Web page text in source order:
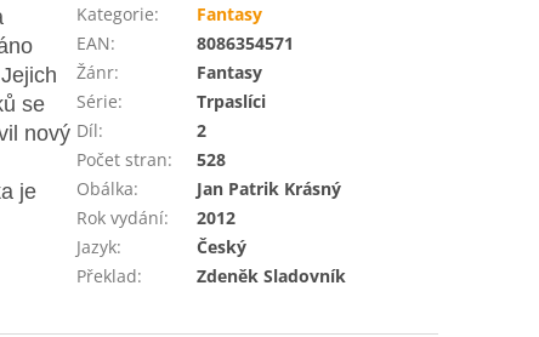
se
nový
je
Kategorie:
Fantasy
EAN:
8086354571
Žánr:
Fantasy
Série:
Trpaslíci
Díl:
2
Počet stran:
528
Obálka:
Jan Patrik Krásný
Rok vydání:
2012
Jazyk:
Český
Překlad: Zdeněk Sladovník